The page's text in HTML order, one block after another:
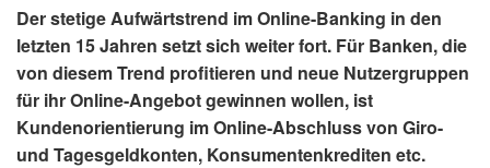
Der stetige Aufwärtstrend im Online-Banking in den
letzten 15 Jahren setzt sich weiter fort. Für Banken, die
von diesem Trend profitieren und neue Nutzergruppen
für ihr Online-Angebot gewinnen wollen, ist
Kundenorientierung im Online-Abschluss von Giro-
und Tagesgeldkonten, Konsumentenkrediten etc.